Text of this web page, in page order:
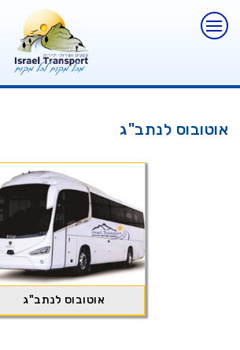
אוטובוס לנתב"ג
אוטובוס לנתב"ג